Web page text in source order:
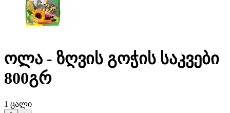
ოლა - ზღვის გოჭის საკვები
800გრ
1 ცალი